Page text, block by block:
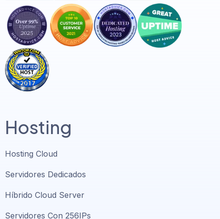
Hosting
Hosting Cloud
Servidores Dedicados
Híbrido Cloud Server
Servidores Con 256IPs